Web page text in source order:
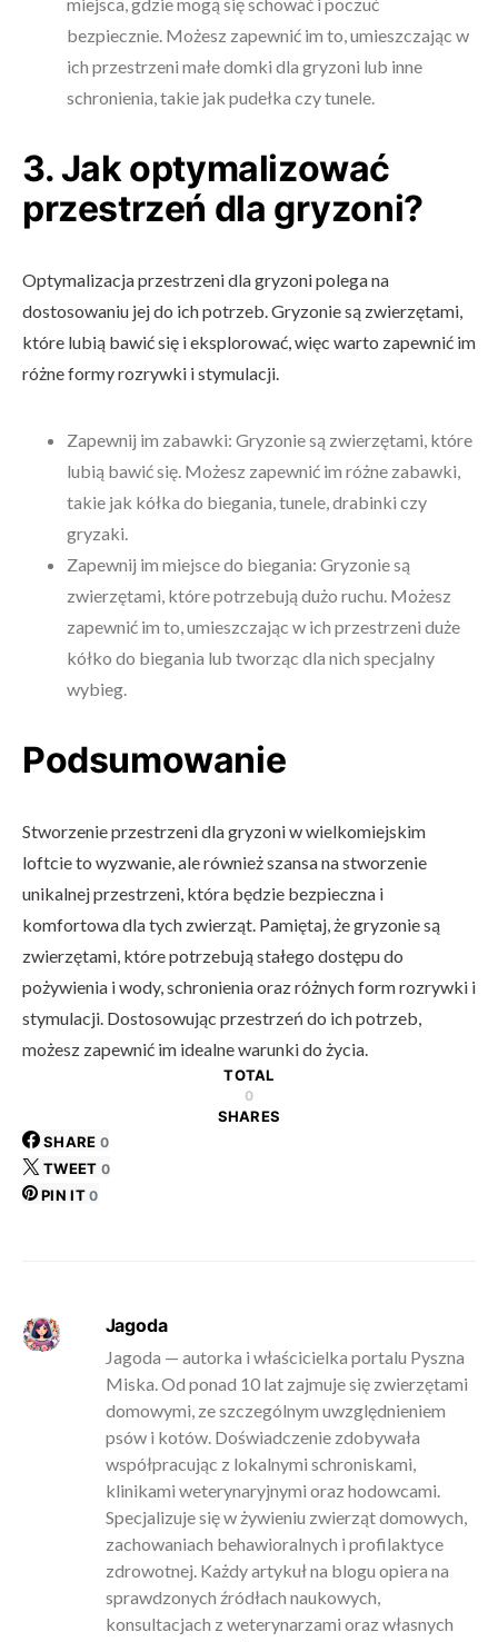
bezpiecznie. Możesz zapewnić im to, umieszczając w
ich przestrzeni małe domki dla gryzoni lub inne
schronienia, takie jak pudełka czy tunele.
3. Jak optymalizować
przestrzeń dla gryzoni?
Optymalizacja przestrzeni dla gryzoni polega na
dostosowaniu jej do ich potrzeb. Gryzonie są zwierzętami,
które lubią bawić się i eksplorować, więc warto zapewnić im
różne formy rozrywki i stymulacji.
Zapewnij im zabawki: Gryzonie są zwierzętami, które
lubią bawić się. Możesz zapewnić im różne zabawki,
takie jak kółka do biegania, tunele, drabinki czy
gryzaki.
Zapewnij im miejsce do biegania: Gryzonie są
zwierzętami, które potrzebują dużo ruchu. Możesz
zapewnić im to, umieszczając w ich przestrzeni duże
kółko do biegania lub tworząc dla nich specjalny
wybieg.
Podsumowanie
Stworzenie przestrzeni dla gryzoni w wielkomiejskim
loftcie to wyzwanie, ale również szansa na stworzenie
unikalnej przestrzeni, która będzie bezpieczna i
komfortowa dla tych zwierząt. Pamiętaj, że gryzonie są
zwierzętami, które potrzebują stałego dostępu do
pożywienia i wody, schronienia oraz różnych form rozrywki i
stymulacji. Dostosowując przestrzeń do ich potrzeb,
możesz zapewnić im idealne warunki do życia.
TOTAL
0
SHARES
SHARE 0
TWEET 0
PIN IT 0
Jagoda
Jagoda — autorka i właścicielka portalu Pyszna
Miska. Od ponad 10 lat zajmuje się zwierzętami
domowymi, ze szczególnym uwzględnieniem
psów i kotów. Doświadczenie zdobywała
współpracując z lokalnymi schroniskami,
klinikami weterynaryjnymi oraz hodowcami.
Specjalizuje się w żywieniu zwierząt domowych,
zachowaniach behawioralnych i profilaktyce
zdrowotnej. Każdy artykuł na blogu opiera na
sprawdzonych źródłach naukowych,
konsultacjach z weterynarzami oraz własnych